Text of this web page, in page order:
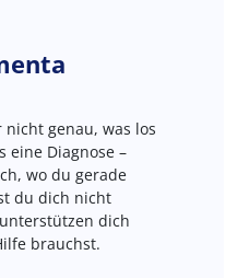
genau, was los
eine Diagnose –
wo du gerade
du dich nicht
dich
brauchst.